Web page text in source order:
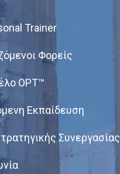
Trainer
Φορείς
OPT™
Εκπαίδευση
Συνεργασίας